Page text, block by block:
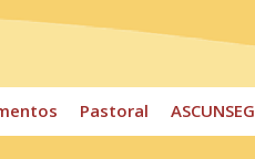
Pastoral ASCUNSEG